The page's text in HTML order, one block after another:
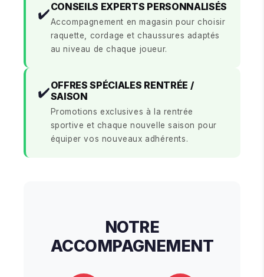
✔️CONSEILS EXPERTS PERSONNALISÉS
Accompagnement en magasin pour choisir
raquette, cordage et chaussures adaptés
au niveau de chaque joueur.
✔️OFFRES SPÉCIALES RENTRÉE /
SAISON
Promotions exclusives à la rentrée
sportive et chaque nouvelle saison pour
équiper vos nouveaux adhérents.
NOTRE
ACCOMPAGNEMENT